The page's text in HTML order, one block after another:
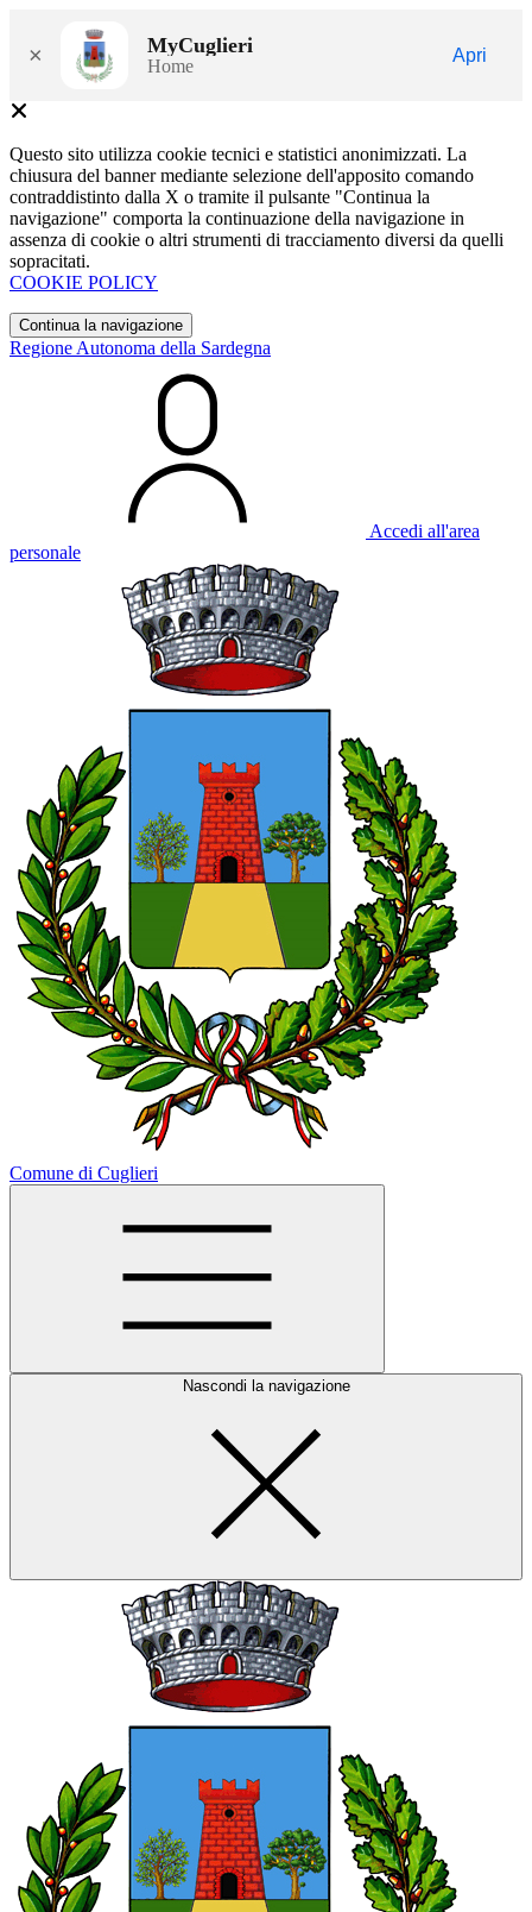
× MyCuglieri
Home
Apri
Questo sito utilizza cookie tecnici e statistici anonimizzati. La
chiusura del banner mediante selezione dell'apposito comando
contraddistinto dalla X o tramite il pulsante "Continua la
navigazione" comporta la continuazione della navigazione in
assenza di cookie o altri strumenti di tracciamento diversi da quelli
sopracitati.
COOKIE POLICY
Continua la navigazione
Regione Autonoma della Sardegna
Accedi all'area
personale
Comune di Cuglieri
Nascondi la navigazione